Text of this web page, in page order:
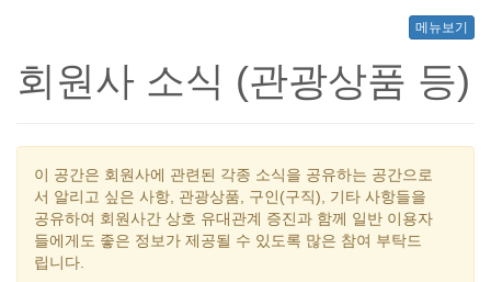
메뉴보기
회원사 소식 (관광상품 등)
이 공간은 회원사에 관련된 각종 소식을 공유하는 공간으로
서 알리고 싶은 사항, 관광상품, 구인(구직), 기타 사항들을
공유하여 회원사간 상호 유대관계 증진과 함께 일반 이용자
들에게도 좋은 정보가 제공될 수 있도록 많은 참여 부탁드
립니다.